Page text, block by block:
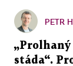
PETR
stáda“.